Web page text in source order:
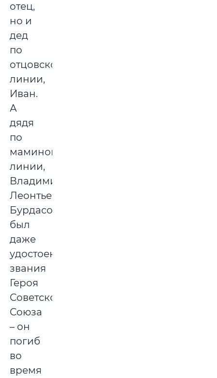
отец,
но и
дед
по
отцовской
линии,
Иван.
А
дядя
по
маминой
линии,
Владимир
Леонтьевич
Бурдасов,
был
даже
удостоен
звания
Героя
Советского
Союза
– он
погиб
во
время